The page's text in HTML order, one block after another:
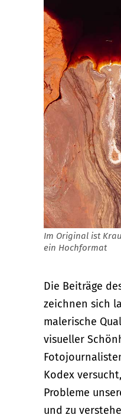
Im Original ist
ein Hochformat
Die Beiträge
zeichnen sich
malerische
visueller
Kodex
Probleme
und zu